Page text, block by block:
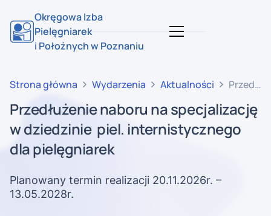
Okręgowa Izba
Pielęgniarek
i Położnych w Poznaniu
Strona główna Wydarzenia Aktualności
na
w
Przedłużenie naboru na specjalizację
w dziedzinie piel. internistycznego
dla pielęgniarek
Planowany termin realizacji 20.11.2026r. –
13.05.2028r.